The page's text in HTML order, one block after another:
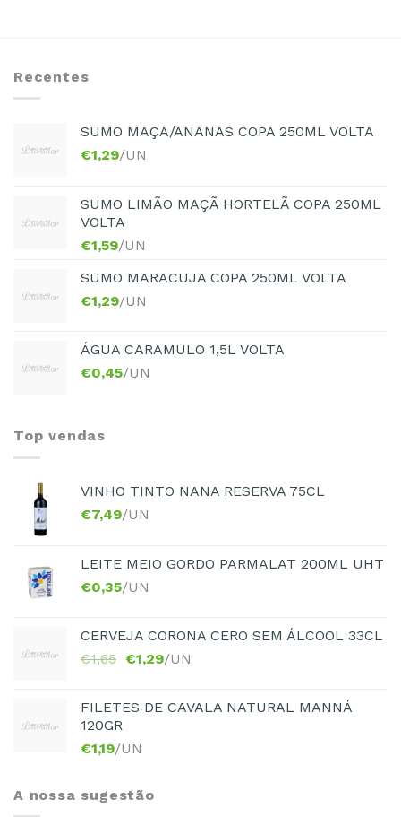
Recentes
SUMO MAÇA/ANANAS COPA 250ML VOLTA
€1,29/UN
SUMO LIMÃO MAÇÃ HORTELÃ COPA 250ML
VOLTA
€1,59/UN
SUMO MARACUJA COPA 250ML VOLTA
€1,29/UN
ÁGUA CARAMULO 1,5L VOLTA
€0,45/UN
Top vendas
VINHO TINTO NANA RESERVA 75CL
€7,49/UN
LEITE MEIO GORDO PARMALAT 200ML UHT
€0,35/UN
CERVEJA CORONA CERO SEM ÁLCOOL 33CL
€1,65 €1,29/UN
FILETES DE CAVALA NATURAL MANNÁ
120GR
€1,19/UN
A nossa sugestão